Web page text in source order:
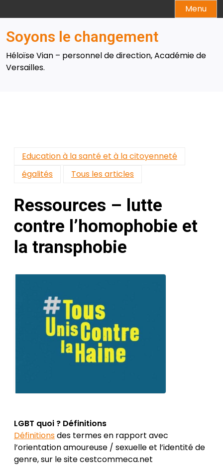
to
content
Menu
Soyons le changement
Héloïse Vian – personnel de direction, Académie de
Versailles.
Education à la santé et à la citoyenneté
égalités
Tous les articles
Ressources – lutte
contre l’homophobie et
la transphobie
12 Sep
2022 24
Fév 2025
Vian
LGBT quoi ? Définitions
Définitionsdes termes en rapport avec
l’orientation amoureuse / sexuelle et l’identité de
genre, sur le site cestcommeca.net